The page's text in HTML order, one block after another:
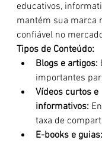
educativos,
mantém sua marca
confiável no
Tipos de Conteúdo:
Blogs e artigos:
importantes
Vídeos curtos e
informativos:
taxa de
E-books e guias: